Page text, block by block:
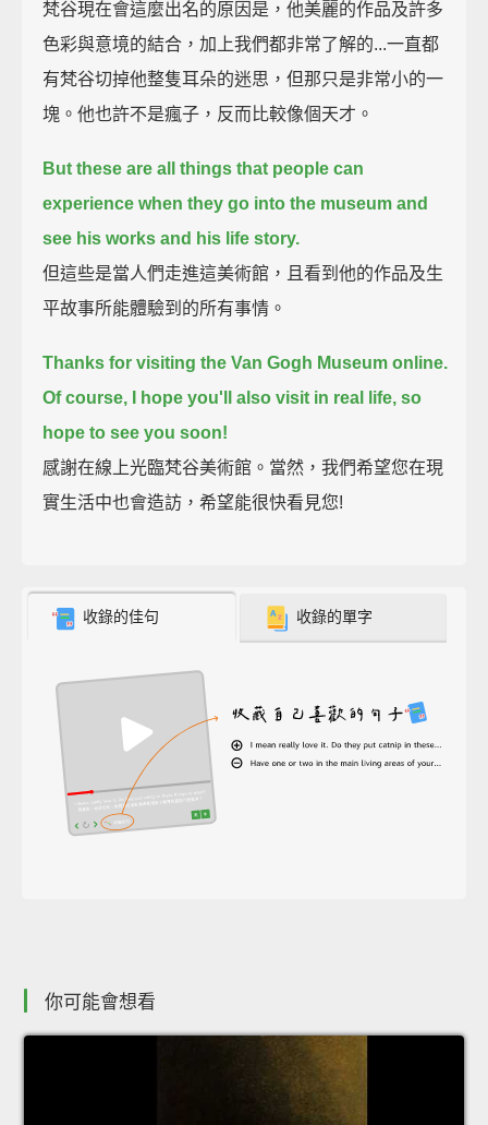
梵谷現在會這麼出名的原因是，他美麗的作品及許多
色彩與意境的結合，加上我們都非常了解的...一直都
有梵谷切掉他整隻耳朵的迷思，但那只是非常小的一
塊。他也許不是瘋子，反而比較像個天才。
But these are all things that people can
experience when they go into the museum and
see his works and his life story.
但這些是當人們走進這美術館，且看到他的作品及生
平故事所能體驗到的所有事情。
Thanks for visiting the Van Gogh Museum online.
Of course, I hope you'll also visit in real life, so
hope to see you soon!
感謝在線上光臨梵谷美術館。當然，我們希望您在現
實生活中也會造訪，希望能很快看見您!
收錄的佳句 收錄的單字
你可能會想看